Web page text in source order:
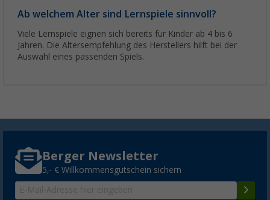
Ab welchem Alter sind Lernspiele sinnvoll?
Viele Lernspiele eignen sich bereits für Kinder ab 4 bis 6
Jahren. Die Altersempfehlung des Herstellers hilft bei der
Auswahl eines passenden Spiels.
Berger Newsletter
5,- € Willkommensgutschein sichern